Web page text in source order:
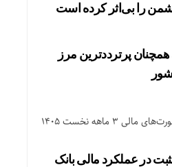
را بی‌اثر کرده است
پرترددترین مرز
بررسی صورت‌های مالی 3 ماهه نخست 1405
در عملکرد مالی بانک